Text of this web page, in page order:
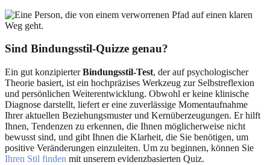
Sind Bindungsstil-Quizze genau?
Ein gut konzipierterBindungsstil-Test, der auf psychologischer
Theorie basiert, ist ein hochpräzises Werkzeug zur Selbstreflexion
und persönlichen Weiterentwicklung. Obwohl er keine klinische
Diagnose darstellt, liefert er eine zuverlässige Momentaufnahme
Ihrer aktuellen Beziehungsmuster und Kernüberzeugungen. Er hilft
Ihnen, Tendenzen zu erkennen, die Ihnen möglicherweise nicht
bewusst sind, und gibt Ihnen die Klarheit, die Sie benötigen, um
positive Veränderungen einzuleiten. Um zu beginnen, können Sie
Ihren Stil finden mit unserem evidenzbasierten Quiz.